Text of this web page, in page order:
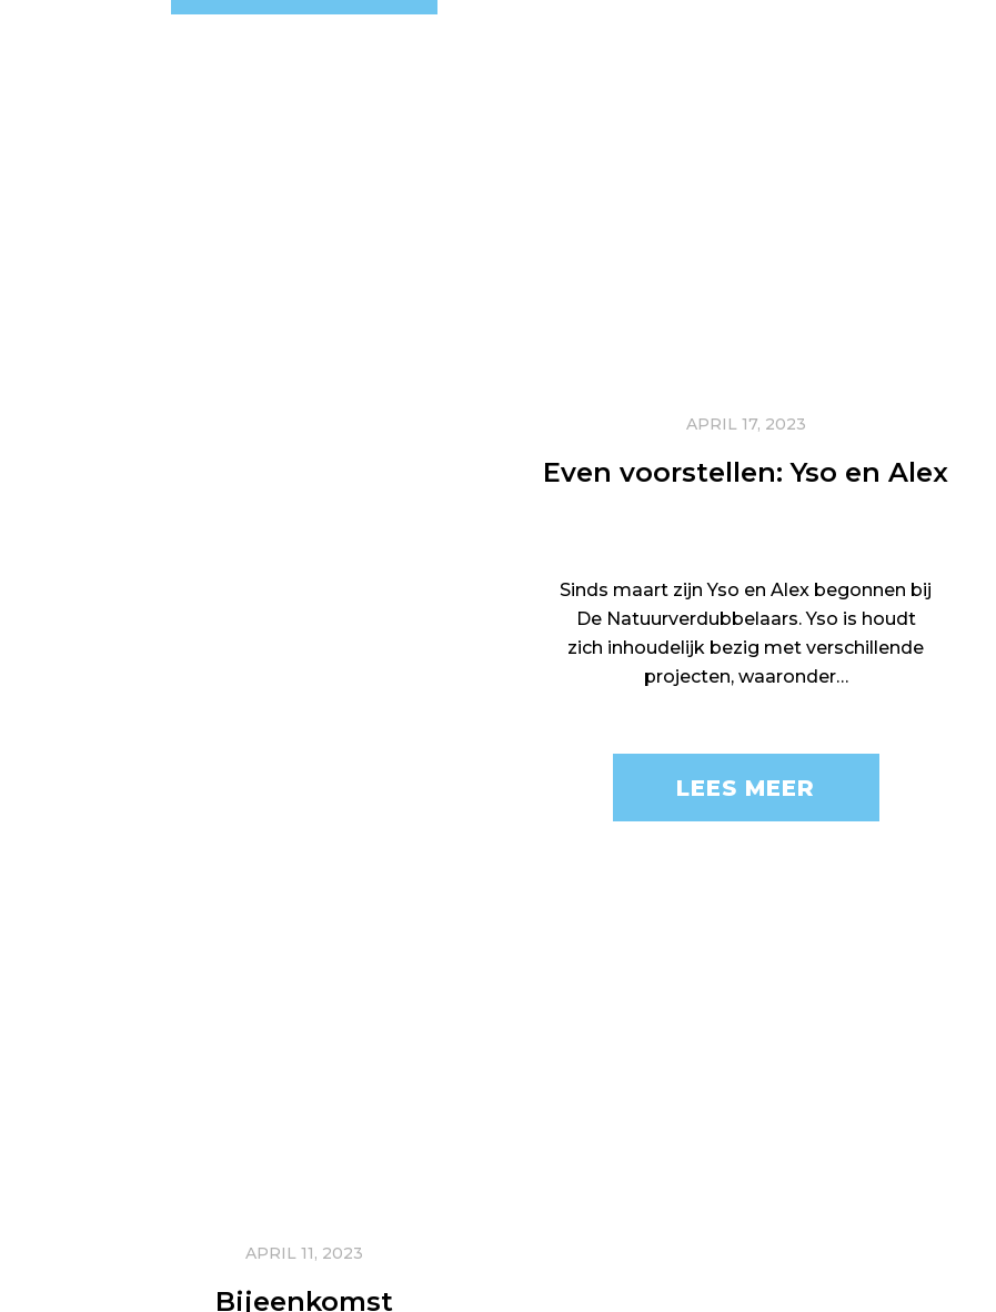
APRIL 17, 2023
Even voorstellen: Yso en Alex
Sinds maart zijn Yso en Alex begonnen bij
De Natuurverdubbelaars. Yso is houdt
zich inhoudelijk bezig met verschillende
projecten, waaronder…
LEES MEER
APRIL 11, 2023
Bijeenkomst